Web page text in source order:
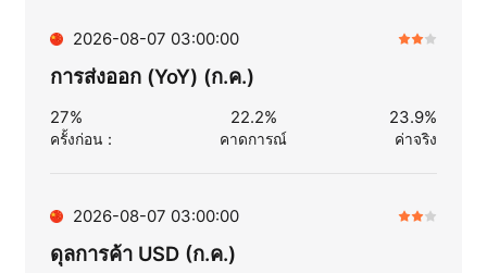
2026-08-07 03:00:00
การส่งออก (YoY) (ก.ค.)
27%
ครั้งก่อน：
22.2%
คาดการณ์
23.9%
ค่าจริง
2026-08-07 03:00:00
ดุลการค้า USD (ก.ค.)